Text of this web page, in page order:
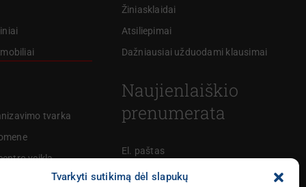
Tvarkyti sutikimą dėl slapukų
tvarka
veikla
Žiniasklaidai
Atsiliepimai
Dažniausiai užduodami klausimai
Naujienlaiškio
prenumerata
El. paštas